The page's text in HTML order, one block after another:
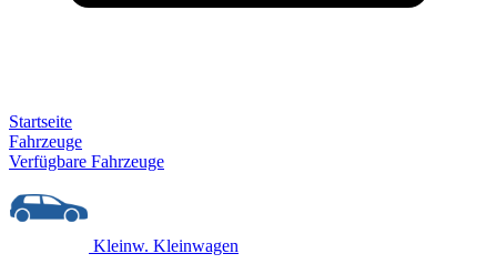
Startseite
Fahrzeuge
Verfügbare Fahrzeuge
Kleinw. Kleinwagen